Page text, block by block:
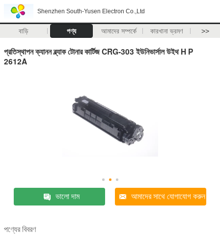
Shenzhen South-Yusen Electron Co.,Ltd
বাড়ি পণ্য আমাদের সম্পর্কে কারখানা ভ্রমণ >>
প্রতিস্থাপন ক্যানন ব্ল্যাক টোনার কার্টিজ CRG-303 ইউনিভার্সাল উইথ H P
2612A
ভালো দাম আমাদের সাথে যোগাযোগ করুন
পণ্যের বিবরণ